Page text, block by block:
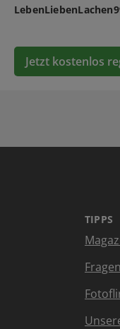
Jetzt kostenlos
TIPPS